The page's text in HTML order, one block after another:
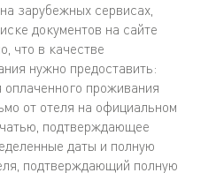
зарубежных сервисах,
документов на сайте
что в качестве
нужно предоставить:
проживания
от отеля на официальном
подтверждающее
даты и полную
подтверждающий полную